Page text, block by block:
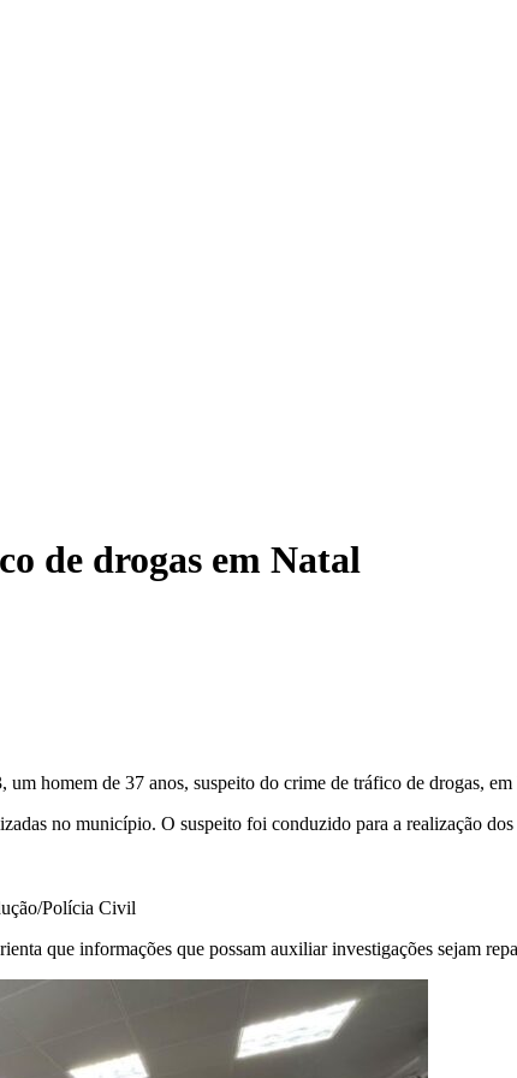
de drogas em Natal
homem de 37 anos, suspeito do crime de tráfico de drogas, em
no município. O suspeito foi conduzido para a realização
Polícia Civil
que informações que possam auxiliar investigações sejam